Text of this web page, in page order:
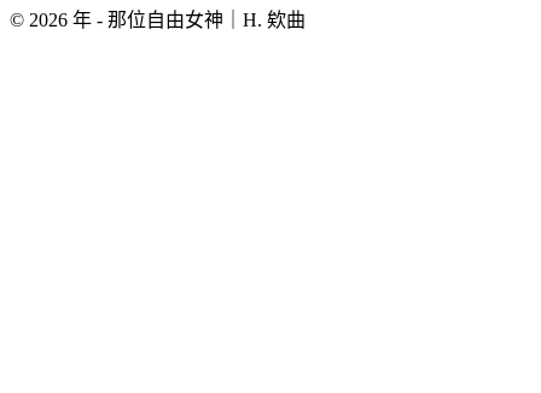
© 2026 年 - 那位自由女神｜H. 欸曲